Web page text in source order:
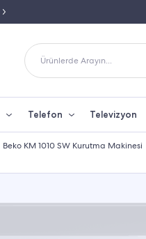
Ürünlerde Arayın...
Telefon Televizyon
Beko KM 1010 SW Kurutma Makinesi